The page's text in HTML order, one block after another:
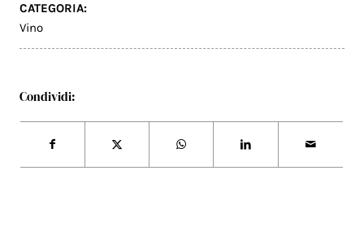
CATEGORIA:
Vino
Condividi: